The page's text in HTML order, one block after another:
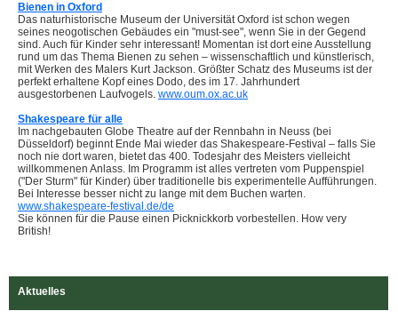
Bienen in Oxford
Das naturhistorische Museum der Universität Oxford ist schon wegen
seines neogotischen Gebäudes ein "must-see", wenn Sie in der Gegend
sind. Auch für Kinder sehr interessant! Momentan ist dort eine Ausstellung
rund um das Thema Bienen zu sehen – wissenschaftlich und künstlerisch,
mit Werken des Malers Kurt Jackson. Größter Schatz des Museums ist der
perfekt erhaltene Kopf eines Dodo, des im 17. Jahrhundert
ausgestorbenen Laufvogels. www.oum.ox.ac.uk
Shakespeare für alle
Im nachgebauten Globe Theatre auf der Rennbahn in Neuss (bei
Düsseldorf) beginnt Ende Mai wieder das Shakespeare-Festival – falls Sie
noch nie dort waren, bietet das 400. Todesjahr des Meisters vielleicht
willkommenen Anlass. Im Programm ist alles vertreten vom Puppenspiel
("Der Sturm" für Kinder) über traditionelle bis experimentelle Aufführungen.
Bei Interesse besser nicht zu lange mit dem Buchen warten.
www.shakespeare-festival.de/de
Sie können für die Pause einen Picknickkorb vorbestellen. How very
British!
Aktuelles